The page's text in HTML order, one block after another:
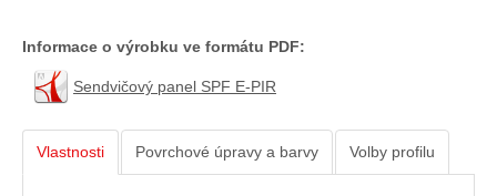
Napište nám
Informace o výrobku ve formátu PDF:
Sendvičový panel SPF E-PIR
Vlastnosti Povrchové úpravy a barvy Volby profilu